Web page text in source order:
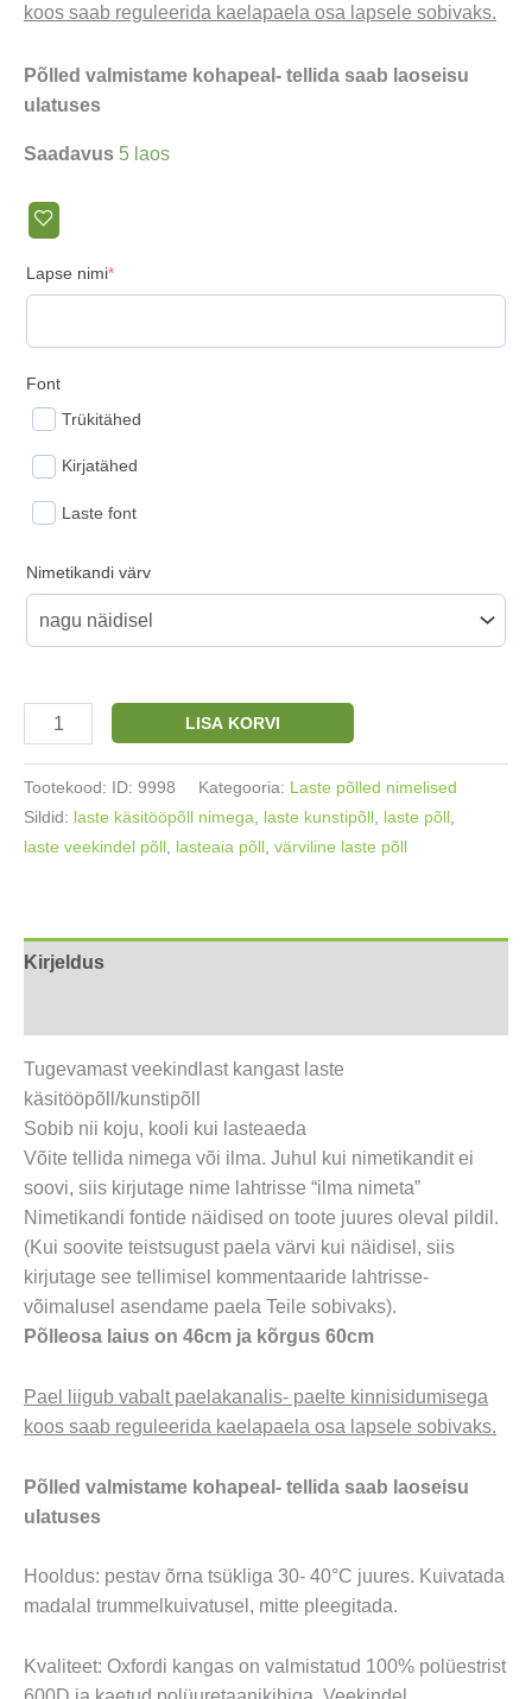
koos saab reguleerida kaelapaela osa lapsele sobivaks.
Põlled valmistame kohapeal- tellida saab laoseisu
ulatuses
Saadavus 5 laos
Lapse nimi*(required)
Font
Trükitähed
Kirjatähed
Laste font
Nimetikandi värv
Laste
põll
10a)
LISA KORVI
Tootekood: ID: 9998 Kategooria: Laste põlled nimelised
Sildid: laste käsitööpõll nimega, laste kunstipõll, laste põll,
laste veekindel põll, lasteaia põll, värviline laste põll
Kirjeldus
Tugevamast veekindlast kangast laste
käsitööpõll/kunstipõll
Sobib nii koju, kooli kui lasteaeda
Võite tellida nimega või ilma. Juhul kui nimetikandit ei
soovi, siis kirjutage nime lahtrisse “ilma nimeta”
Nimetikandi fontide näidised on toote juures oleval pildil.
(Kui soovite teistsugust paela värvi kui näidisel, siis
kirjutage see tellimisel kommentaaride lahtrisse-
võimalusel asendame paela Teile sobivaks).
Põlleosa laius on 46cm ja kõrgus 60cm
Pael liigub vabalt paelakanalis- paelte kinnisidumisega
koos saab reguleerida kaelapaela osa lapsele sobivaks.
Põlled valmistame kohapeal- tellida saab laoseisu
ulatuses
Hooldus: pestav õrna tsükliga 30- 40°C juures. Kuivatada
madalal trummelkuivatusel, mitte pleegitada.
Kvaliteet: Oxfordi kangas on valmistatud 100% polüestrist